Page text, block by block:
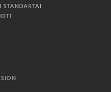
STANDARTAI